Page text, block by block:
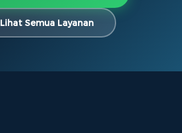
Lihat Semua Layanan